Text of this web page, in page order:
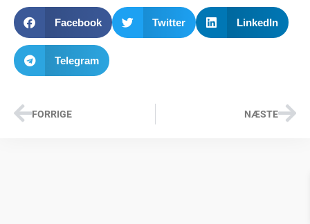
Facebook Twitter LinkedIn
Telegram
FORRIGE NÆSTE